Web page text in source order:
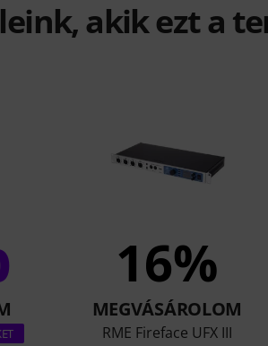
akik ezt a
16%
MEGVÁSÁROLOM
RME Fireface UFX III